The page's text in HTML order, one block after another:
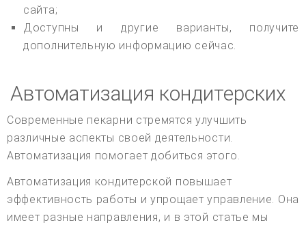
сайта;
Доступны и другие варианты, получите
дополнительную информацию сейчас.
Автоматизация кондитерских
Современные пекарни стремятся улучшить
различные аспекты своей деятельности.
Автоматизация помогает добиться этого.
Автоматизация кондитерской повышает
эффективность работы и упрощает управление. Она
имеет разные направления, и в этой статье мы